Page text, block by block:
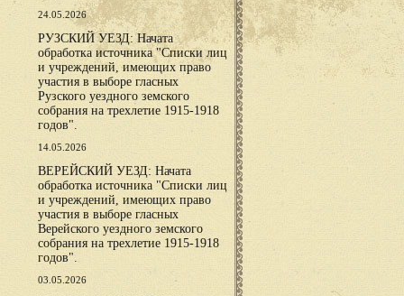
24.05.2026
РУЗСКИЙ УЕЗД: Начата
обработка источника "Списки лиц
и учреждений, имеющих право
участия в выборе гласных
Рузского уездного земского
собрания на трехлетие 1915-1918
годов".
14.05.2026
ВЕРЕЙСКИЙ УЕЗД: Начата
обработка источника "Списки лиц
и учреждений, имеющих право
участия в выборе гласных
Верейского уездного земского
собрания на трехлетие 1915-1918
годов".
03.05.2026